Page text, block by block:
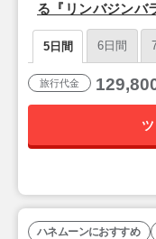
る『リンバジンバ
ュールーム】』バ
5日間 6日間
旅行代金
ハネムーンにおすすめ